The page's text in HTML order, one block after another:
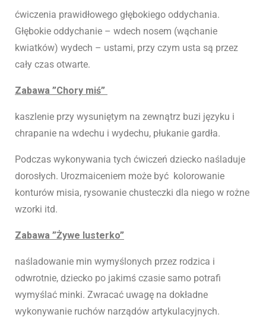
ćwiczenia prawidłowego głębokiego oddychania.
Głębokie oddychanie – wdech nosem (wąchanie
kwiatków) wydech – ustami, przy czym usta są przez
cały czas otwarte.
Zabawa ”Chory miś”
kaszlenie przy wysuniętym na zewnątrz buzi języku i
chrapanie na wdechu i wydechu, płukanie gardła.
Podczas wykonywania tych ćwiczeń dziecko naśladuje
dorosłych. Urozmaiceniem może być kolorowanie
konturów misia, rysowanie chusteczki dla niego w rożne
wzorki itd.
Zabawa ”Żywe lusterko”
naśladowanie min wymyślonych przez rodzica i
odwrotnie, dziecko po jakimś czasie samo potrafi
wymyślać minki. Zwracać uwagę na dokładne
wykonywanie ruchów narządów artykulacyjnych.